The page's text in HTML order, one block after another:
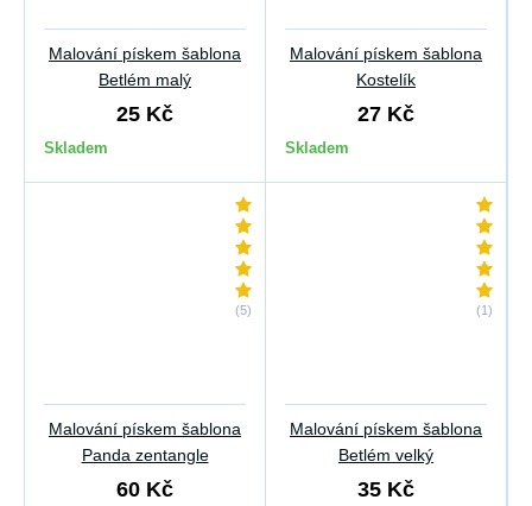
Malování pískem šablona
Betlém malý
25 Kč
Skladem
Malování pískem šablona
Kostelík
27 Kč
Skladem
(5)
Malování pískem šablona
Panda zentangle
60 Kč
(1)
Malování pískem šablona
Betlém velký
35 Kč